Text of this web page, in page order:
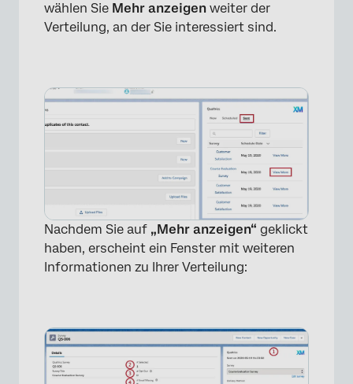
wählen Sie Mehr anzeigen weiter der
Verteilung, an der Sie interessiert sind.
Nachdem Sie auf „Mehr anzeigen“ geklickt
haben, erscheint ein Fenster mit weiteren
Informationen zu Ihrer Verteilung: